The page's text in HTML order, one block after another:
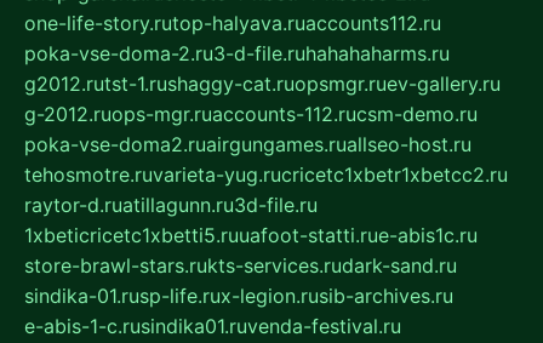
one-life-story.rutop-halyava.ruaccounts112.ru
poka-vse-doma-2.ru3-d-file.ruhahahaharms.ru
g2012.rutst-1.rushaggy-cat.ruopsmgr.ruev-gallery.ru
g-2012.ruops-mgr.ruaccounts-112.rucsm-demo.ru
poka-vse-doma2.ruairgungames.ruallseo-host.ru
tehosmotre.ruvarieta-yug.rucricetc1xbetr1xbetcc2.ru
raytor-d.ruatillagunn.ru3d-file.ru
1xbeticricetc1xbetti5.ruuafoot-statti.rue-abis1c.ru
store-brawl-stars.rukts-services.rudark-sand.ru
sindika-01.rusp-life.rux-legion.rusib-archives.ru
e-abis-1-c.rusindika01.ruvenda-festival.ru